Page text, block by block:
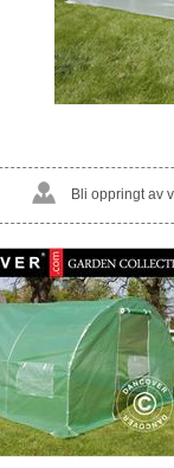
Bli oppringt av